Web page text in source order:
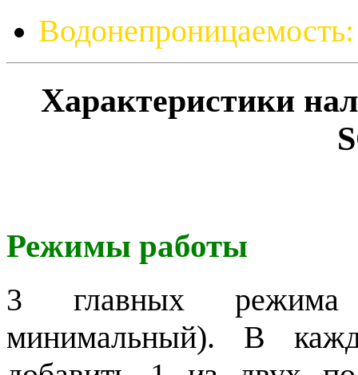
Водонепроницаемость:
Характеристики
Режимы работы
3 главных режима
минимальный). В